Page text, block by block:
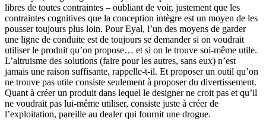
libres de toutes contraintes – oubliant de voir, justement que les
contraintes cognitives que la conception intègre est un moyen de les
pousser toujours plus loin. Pour Eyal, l’un des moyens de garder
une ligne de conduite est de toujours se demander si on voudrait
utiliser le produit qu’on propose… et si on le trouve soi-même utile.
L’altruisme des solutions (faire pour les autres, sans eux) n’est
jamais une raison suffisante, rappelle-t-il. Et proposer un outil qu’on
ne trouve pas utile consiste seulement à proposer du divertissement.
Quant à créer un produit dans lequel le designer ne croit pas et qu’il
ne voudrait pas lui-même utiliser, consiste juste à créer de
l’exploitation, pareille au dealer qui fournit une drogue.